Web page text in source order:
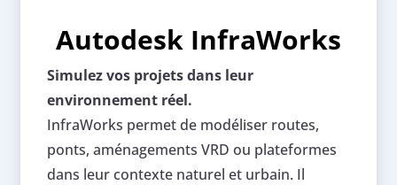
Autodesk InfraWorks
Simulez vos projets dans leur
environnement réel.
InfraWorks permet de modéliser routes,
ponts, aménagements VRD ou plateformes
dans leur contexte naturel et urbain. Il